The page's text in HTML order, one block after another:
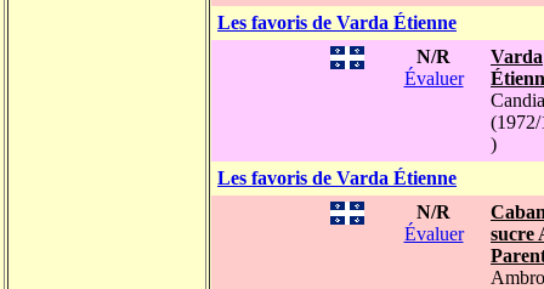
Les favoris de Varda Étienne
N/R
Évaluer
Varda
)
Les favoris de Varda Étienne
N/R
Évaluer
sucre